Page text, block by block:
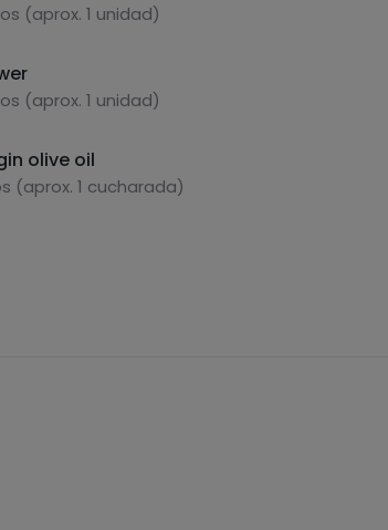
(aprox. 1 unidad)
(aprox. 1 unidad)
olive oil
(aprox. 1 cucharada)